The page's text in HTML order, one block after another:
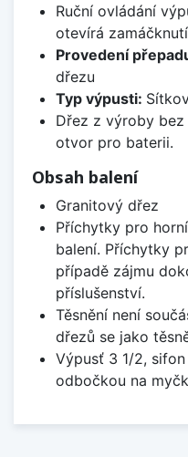
Ruční ovládání
otevírá
Provedení
dřezu
Typ výpusti:
Dřez z výroby
otvor pro baterii.
Obsah balení
Granitový dřez
Příchytky pro
balení. Příchytky
případě zájmu
příslušenství.
Těsnění není
dřezů se jako
Výpusť 3 1/2,
odbočkou na